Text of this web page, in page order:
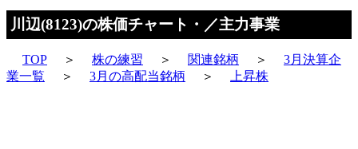
川辺(8123)の株価チャート・／主力事業
TOP ＞ 株の練習 ＞ 関連銘柄 ＞
3月決算企
業一覧
＞ 3月の高配当銘柄 ＞ 上昇株